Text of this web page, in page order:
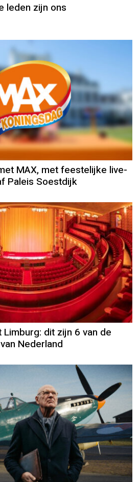
leden zijn ons
MAX, met feestelijke live-
Paleis Soestdijk
dit zijn 6 van de
Nederland